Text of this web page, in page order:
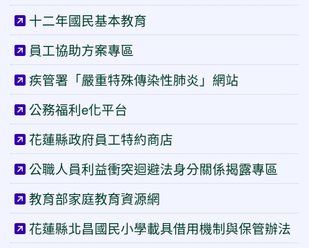
十二年國民基本教育
員工協助方案專區
疾管署「嚴重特殊傳染性肺炎」網站
公務福利e化平台
花蓮縣政府員工特約商店
公職人員利益衝突迴避法身分關係揭露專區
教育部家庭教育資源網
花蓮縣北昌國民小學載具借用機制與保管辦法